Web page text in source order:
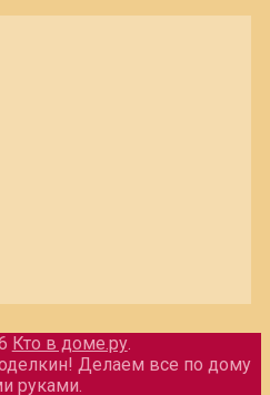
Кто в доме.ру.
Делаем все по дому
руками.